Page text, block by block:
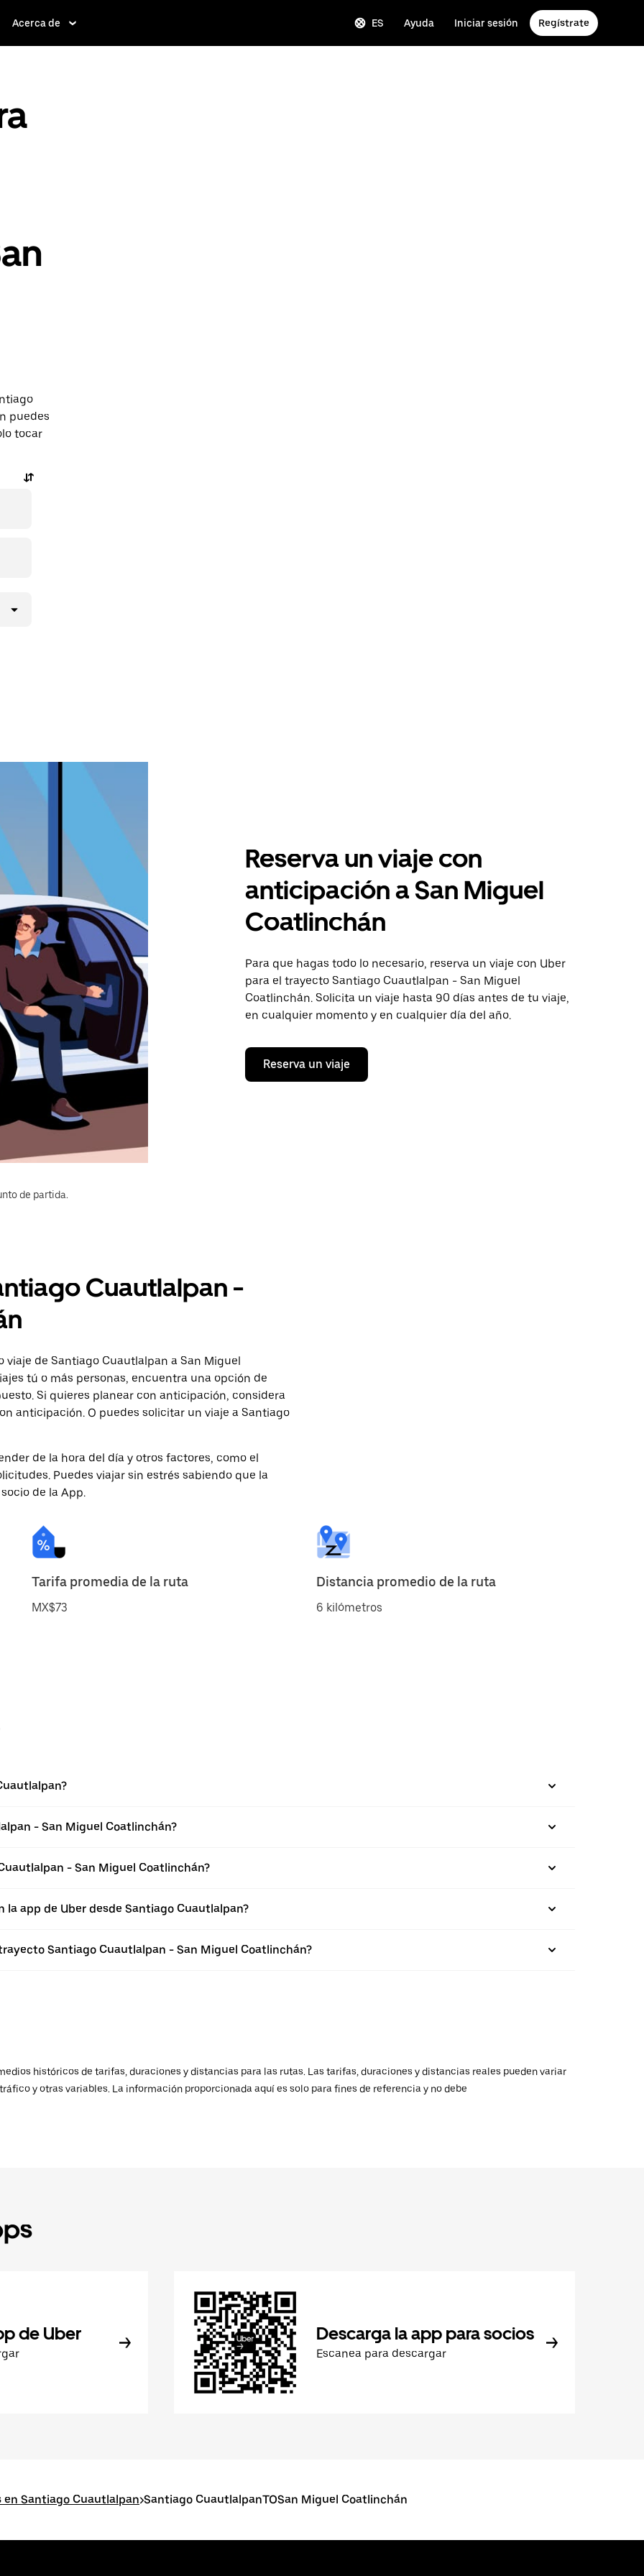
Acerca de ES Ayuda Iniciar sesión Regístrate
puedes
tocar
Reserva un viaje con
anticipación a San Miguel
Coatlinchán
Para que hagas todo lo necesario, reserva un viaje con Uber
para el trayecto Santiago Cuautlalpan - San Miguel
Coatlinchán. Solicita un viaje hasta 90 días antes de tu viaje,
en cualquier momento y en cualquier día del año.
Reserva un viaje
de partida.
Cuautlalpan -
de Santiago Cuautlalpan a San Miguel
tú o más personas, encuentra una opción de
Si quieres planear con anticipación, considera
anticipación. O puedes solicitar un viaje a Santiago
de la hora del día y otros factores, como el
Puedes viajar sin estrés sabiendo que la
de la App.
Tarifa promedia de la ruta
MX$73
Distancia promedio de la ruta
6 kilómetros
- San Miguel Coatlinchán?
- San Miguel Coatlinchán?
app de Uber desde Santiago Cuautlalpan?
Santiago Cuautlalpan - San Miguel Coatlinchán?
históricos de tarifas, duraciones y distancias para las rutas. Las tarifas, duraciones y distancias reales pueden variar
y otras variables. La información proporcionada aquí es solo para fines de referencia y no debe
de Uber Descarga la app para socios
Escanea para descargar
en Santiago Cuautlalpan>Santiago CuautlalpanTOSan Miguel Coatlinchán